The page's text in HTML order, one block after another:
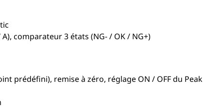
comparateur 3 états (NG- / OK / NG+)
prédéfini), remise à zéro, réglage ON / OFF du Peak